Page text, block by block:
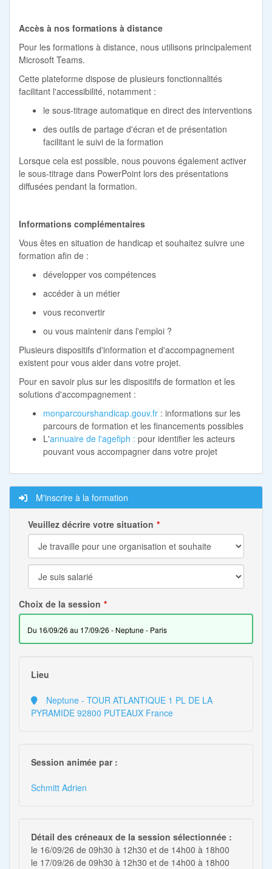
Accès à nos formations à distance
Pour les formations à distance, nous utilisons principalement
Microsoft Teams.
Cette plateforme dispose de plusieurs fonctionnalités
facilitant l'accessibilité, notamment :
le sous-titrage automatique en direct des interventions
des outils de partage d'écran et de présentation
facilitant le suivi de la formation
Lorsque cela est possible, nous pouvons également activer
le sous-titrage dans PowerPoint lors des présentations
diffusées pendant la formation.
Informations complémentaires
Vous êtes en situation de handicap et souhaitez suivre une
formation afin de :
développer vos compétences
accéder à un métier
vous reconvertir
ou vous maintenir dans l'emploi ?
Plusieurs dispositifs d'information et d'accompagnement
existent pour vous aider dans votre projet.
Pour en savoir plus sur les dispositifs de formation et les
solutions d'accompagnement :
monparcourshandicap.gouv.fr : informations sur les
parcours de formation et les financements possibles
L'annuaire de l'agefiph : pour identifier les acteurs
pouvant vous accompagner dans votre projet
M'inscrire à la formation
Veuillez décrire votre situation
Choix de la session
du 16/09/26 au 17/09/26 - Neptune - Paris
Lieu
PYRAMIDE 92800 PUTEAUX France
Session animée par :
Schmitt Adrien
Détail des créneaux de la session sélectionnée :
le 16/09/26 de 09h30 à 12h30 et de 14h00 à 18h00
le 17/09/26 de 09h30 à 12h30 et de 14h00 à 18h00